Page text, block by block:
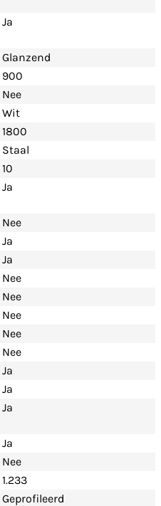
Ja
Glanzend
900
Nee
Wit
1800
Staal
10
Ja
Nee
Ja
Ja
Nee
Nee
Nee
Nee
Nee
Ja
Ja
Ja
Ja
Nee
1.233
Geprofileerd